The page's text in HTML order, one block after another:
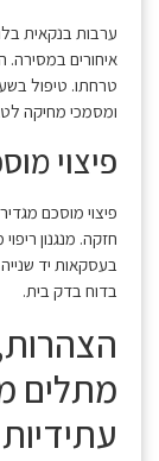
ערבות בנקאית
איחורים במסירה.
טרחתו. טיפול
ומסמכי מחיקה
פיצוי
פיצוי מוסכם
חזקה. מנגנון
בעסקאות יד שנייה
בדוח בדק בית.
מתלים
עתידיות